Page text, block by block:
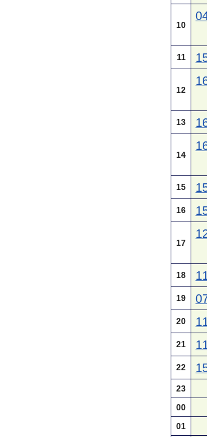
10
11
12
13
14
15
16
17
18
19
20
21
22
23
00
01